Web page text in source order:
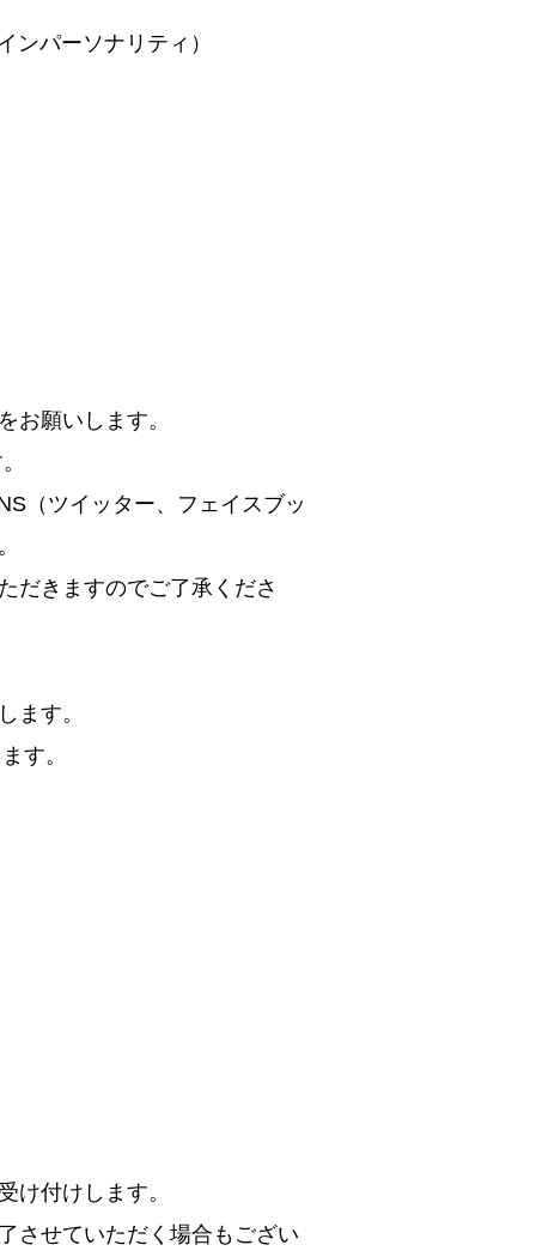
ンパーソナリティ）
お願いします。
（ツイッター、フェイスブッ
だきますのでご了承くださ
ます。
す。
け付けします。
させていただく場合もござい